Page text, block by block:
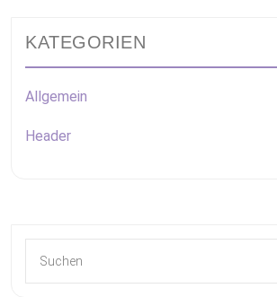
KATEGORIEN
Allgemein
Header